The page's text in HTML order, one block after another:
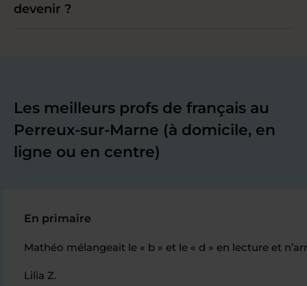
devenir ?
Les meilleurs profs de français au
Perreux-sur-Marne (à domicile, en
ligne ou en centre)
En primaire
Mathéo mélangeait le « b » et le « d » en lecture et
Lilia Z.